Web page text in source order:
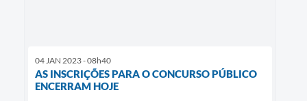
04 JAN 2023 - 08h40
AS INSCRIÇÕES PARA O CONCURSO PÚBLICO
ENCERRAM HOJE